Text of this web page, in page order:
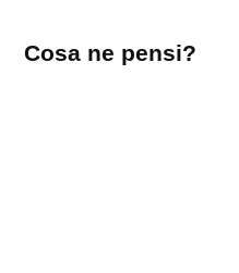
un
Cosa ne pensi?